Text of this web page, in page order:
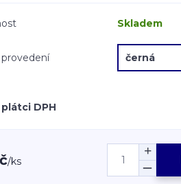
Skladem
DPH
/ks